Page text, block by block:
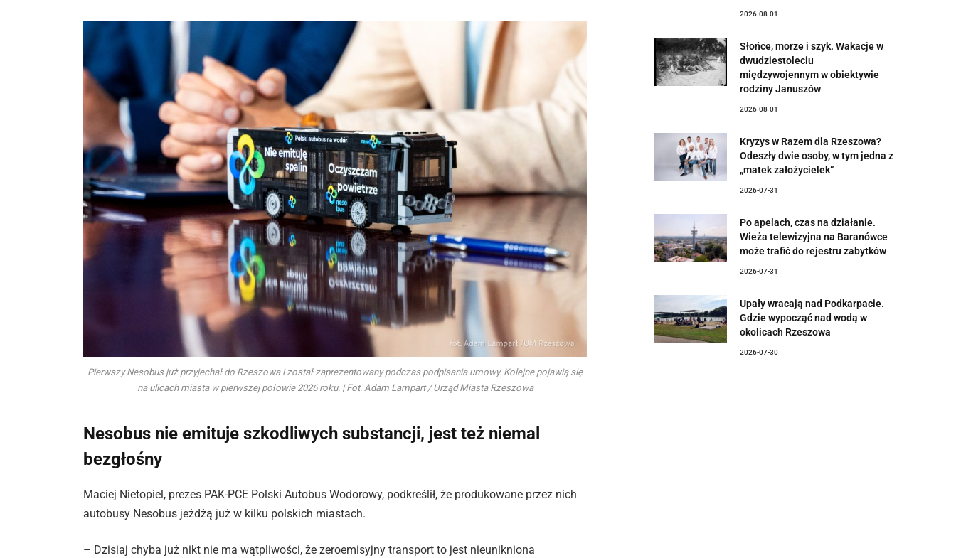
Pierwszy Nesobus już przyjechał do Rzeszowa i został zaprezentowany podczas podpisania umowy. Kolejne pojawią się
na ulicach miasta w pierwszej połowie 2026 roku. | Fot. Adam Lampart / Urząd Miasta Rzeszowa
Nesobus nie emituje szkodliwych substancji, jest też niemal
bezgłośny
Maciej Nietopiel, prezes PAK-PCE Polski Autobus Wodorowy, podkreślił, że produkowane przez nich
autobusy Nesobus jeżdżą już w kilku polskich miastach.
– Dzisiaj chyba już nikt nie ma wątpliwości, że zeroemisyjny transport to jest nieunikniona
2026-08-01
Słońce, morze i szyk. Wakacje w
dwudziestoleciu
międzywojennym w obiektywie
rodziny Januszów
2026-08-01
Kryzys w Razem dla Rzeszowa?
Odeszły dwie osoby, w tym jedna z
„matek założycielek”
2026-07-31
Po apelach, czas na działanie.
Wieża telewizyjna na Baranówce
może trafić do rejestru zabytków
2026-07-31
Upały wracają nad Podkarpacie.
Gdzie wypocząć nad wodą w
okolicach Rzeszowa
2026-07-30